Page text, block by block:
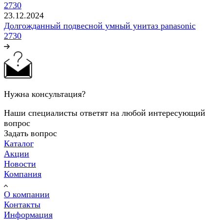
23.12.2024
Долгожданный подвесной умный унитаз panasonic
2730
Нужна консультация?
Наши специалисты ответят на любой интересующий
вопрос
Задать вопрос
Каталог
Акции
Новости
Компания
О компании
Контакты
Информация